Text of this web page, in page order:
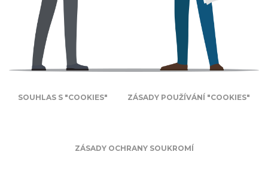
SOUHLAS S "COOKIES" ZÁSADY POUŽÍVÁNÍ "COOKIES"
ZÁSADY OCHRANY SOUKROMÍ